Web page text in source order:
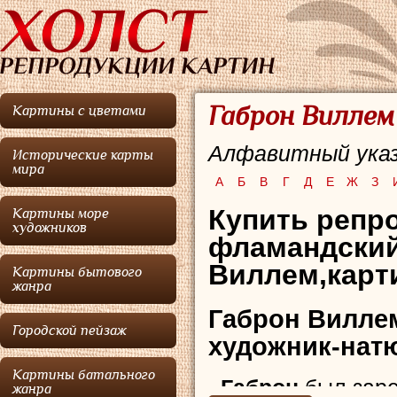
Картины с цветами
Исторические карты
мира
Картины море
художников
Картины бытового
жанра
Городской пейзаж
Картины батального
жанра
Габрон
Алфавитный
А Б В Г Д Е Ж З
Купить
Габрон
художник-
Габрон был